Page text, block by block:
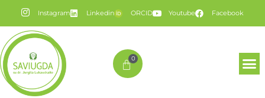
Instagram Linkedin ORCID Youtube Facebook
0